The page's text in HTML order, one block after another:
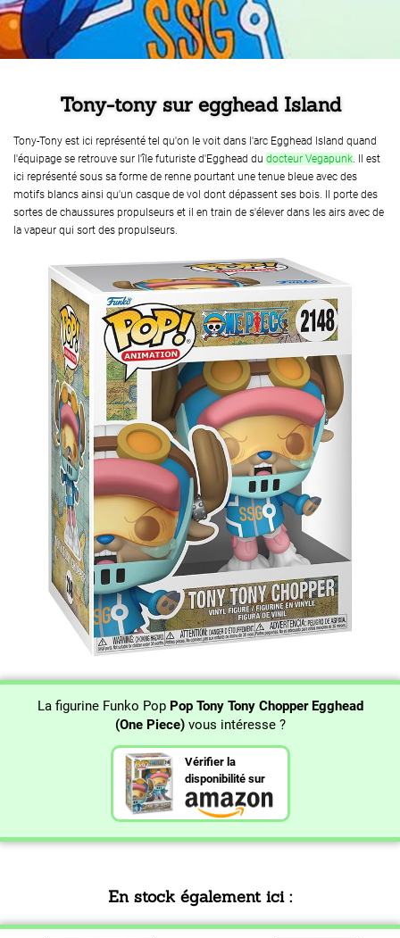
Tony-tony sur egghead Island
Tony-Tony est ici représenté tel qu'on le voit dans l'arc Egghead Island quand
l'équipage se retrouve sur l'île futuriste d'Egghead du docteur Vegapunk . Il est
ici représenté sous sa forme de renne pourtant une tenue bleue avec des
motifs blancs ainsi qu'un casque de vol dont dépassent ses bois. Il porte des
sortes de chaussures propulseurs et il en train de s'élever dans les airs avec de
la vapeur qui sort des propulseurs.
La figurine Funko Pop Pop Tony Tony Chopper Egghead
(One Piece)vous intéresse ?
Vérifier la
disponibilité sur
En stock également ici :